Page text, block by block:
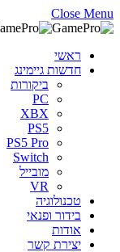
Close Menu
ראשי
חדשות גיימינג
ביקורות
PC
XBX
PS5
PS5 Pro
Switch
מובייל
VR
טכנולוגיה
בידור ופנאי
אודות
יצירת קשר